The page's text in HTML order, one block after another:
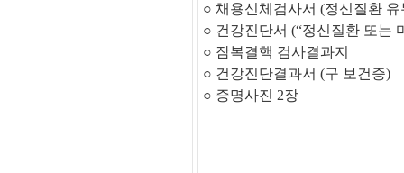
○ 채용신체검사서 (정신질환
○ 건강진단서 (“정신질환 또는
○ 잠복결핵 검사결과지
○ 건강진단결과서 (구 보건증)
○ 증명사진 2장